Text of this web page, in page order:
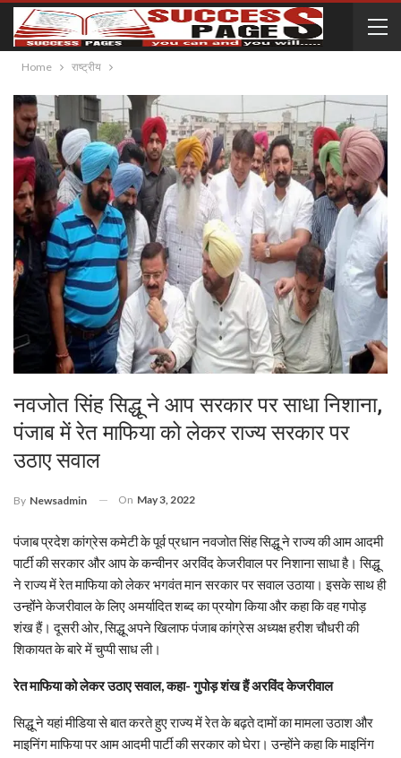
Home राष्ट्रीय
नवजोत सिंह सिद्धू ने आप सरकार पर साधा निशाना,
पंजाब में रेत माफिया को लेकर राज्‍य सरकार पर
उठाए सवाल
By Newsadmin On May 3, 2022
पंजाब प्रदेश कांग्रेस कमेटी के पूर्व प्रधान नवजोत सिंह सिद्धू ने राज्‍य की आम आदमी
पार्टी की सरकार और आप के कन्वीनर अरविंद केजरीवाल पर‍ निशाना साधा है। सिद्धू
ने राज्‍य में रेत मा‍फिया को लेकर भगवंत मान सरकार पर सवाल उठाया। इसके साथ ही
उन्‍होंंने केजरीवाल के लिए अमर्यादित शब्‍द का प्रयोग किया और कहा कि वह गपोड़
शंख हैं। दूसरी ओर, सिद्धू अपने खिलाफ पंजाब कांग्रेस अध्‍यक्ष हरीश चौधरी की
शिकायत के बारे में चुप्‍पी साध ली।
रेत माफिया को लेकर उठाए सवाल, कहा- गुपोड़ शंख हैं अरविंद केजरीवाल
सिद्धू ने यहां मीडिया से बात करते हुए राज्‍य में रेत के बढ़ते दामों का मामला उठाश और
माइनिंग माफिया पर आम आदमी पार्टी की सरकार को घेरा। उन्होंने कहा कि माइनिंग